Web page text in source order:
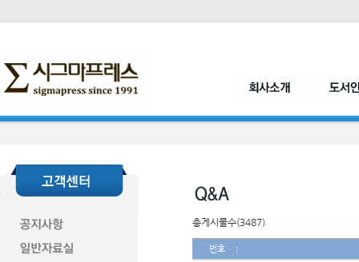
총게시물수(3487)
번호